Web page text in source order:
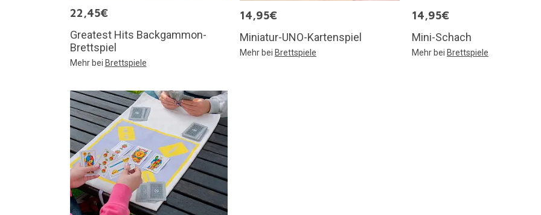
22,45€
Greatest Hits Backgammon-
Brettspiel
Mehr bei Brettspiele
14,95€
Miniatur-UNO-Kartenspiel
Mehr bei Brettspiele
14,95€
Mini-Schach
Mehr bei Brettspiele